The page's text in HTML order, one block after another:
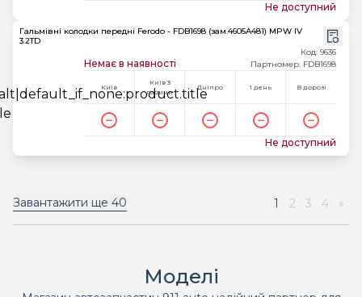
Не доступний
Гальмівні колодки передні Ferodo - FDB1698 (зам.4605A481) MPW IV
3.2TD
Немає в наявності
Код: 9636
Партномер: FDB1698
Київ
Київ 3
години
Дніпро 1 день В дорозі
Не доступний
Завантажити ще 40 1 2 3 4 »
Моделі